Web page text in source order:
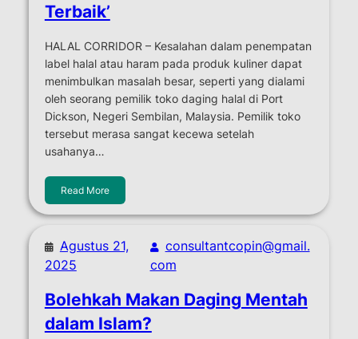
Terbaik’
HALAL CORRIDOR – Kesalahan dalam penempatan
label halal atau haram pada produk kuliner dapat
menimbulkan masalah besar, seperti yang dialami
oleh seorang pemilik toko daging halal di Port
Dickson, Negeri Sembilan, Malaysia. Pemilik toko
tersebut merasa sangat kecewa setelah
usahanya…
Read More
Agustus 21,
2025
consultantcopin@gmail.
com
Bolehkah Makan Daging Mentah
dalam Islam?